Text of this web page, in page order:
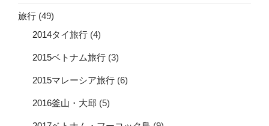
旅行 (49)
2014タイ旅行 (4)
2015ベトナム旅行 (3)
2015マレーシア旅行 (6)
2016釜山・大邱 (5)